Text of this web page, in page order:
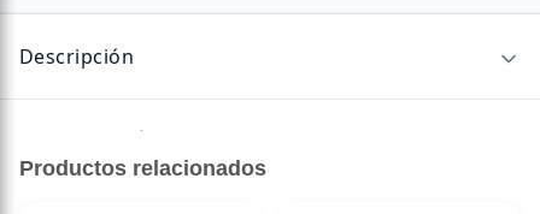
Descripción
Sin descripción disponible.
Productos relacionados